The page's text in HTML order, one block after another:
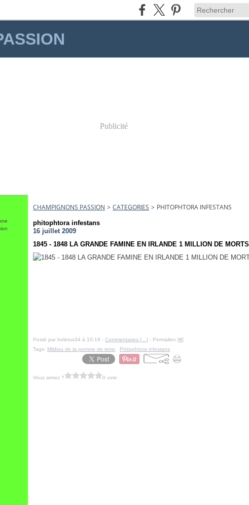
Publicité
CHAMPIGNONS PASSION > CATEGORIES > PHITOPHTORA INFESTANS
phitophtora infestans
16 juillet 2009
1845 - 1848 LA GRANDE FAMINE EN IRLANDE 1 MILLION DE MORTS
Posté par boletus34 à 10:19 - Commentaires [ ] - Permalien [#]
Tags: Mildiou de la pomme de terre Phitophtora infestans
Vous aimez ? 0 vote